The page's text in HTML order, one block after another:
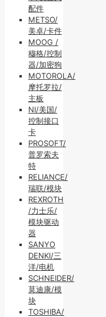
配件
METSO/
美卓/卡件
MOOG /
穆格/控制
器/加密狗
MOTOROLA/
摩托罗拉/
主板
NI/美国/
控制接口
卡
PROSOFT/
普罗索夫
特
RELIANCE/
瑞联/模块
REXROTH
/力士乐/
模块驱动
器
SANYO
DENKI/三
洋/电机
SCHNEIDER/
莫迪康/模
块
TOSHIBA/